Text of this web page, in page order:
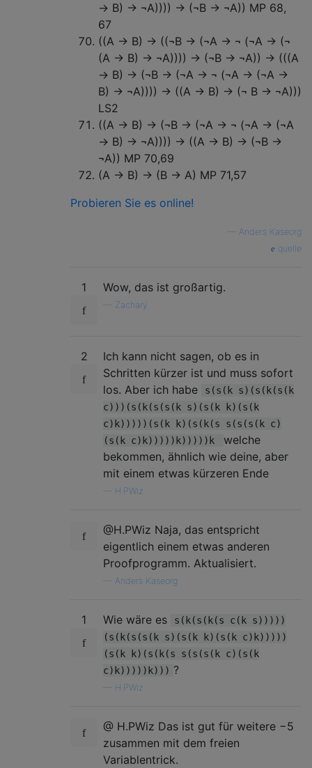
→ B) → ¬A)))) → (¬B → ¬A)) MP 68,
67
((A → B) → ((¬B → (¬A → ¬ (¬A → (¬
(A → B) → ¬A)))) → (¬B → ¬A)) → (((A
→ B) → (¬B → (¬A → ¬ (¬A → (¬A →
B) → ¬A)))) → ((A → B) → (¬ B → ¬A)))
LS2
((A → B) → (¬B → (¬A → ¬ (¬A → (¬A
→ B) → ¬A)))) → ((A → B) → (¬B →
¬A)) MP 70,69
(A → B) → (B → A) MP 71,57
Probieren Sie es online!
Anders Kaseorg
quelle
1 Wow, das ist großartig.
Zacharý
2
Ich kann nicht sagen, ob es in
Schritten kürzer ist und muss sofort
los. Aber ich habe
s(s(k s)(s(k(s(k
c)))(s(k(s(s(k s)(s(k k)(s(k
c)k)))))(s(k k)(s(k(s s(s(s(k c)
(s(k c)k)))))k)))))k
welche
bekommen, ähnlich wie deine, aber
mit einem etwas kürzeren Ende
H.PWiz
@H.PWiz Naja, das entspricht
eigentlich einem etwas anderen
Proofprogramm. Aktualisiert.
Anders Kaseorg
1 Wie wäre es
s(k(s(k(s c(k s)))))
(s(k(s(s(k s)(s(k k)(s(k c)k)))))
(s(k k)(s(k(s s(s(s(k c)(s(k
c)k)))))k))) ?
H.PWiz
@ H.PWiz Das ist gut für weitere −5
zusammen mit dem freien
Variablentrick.